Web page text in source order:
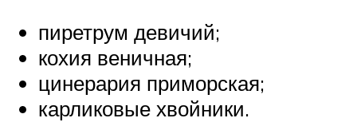
пиретрум девичий;
кохия веничная;
цинерария приморская;
карликовые хвойники.